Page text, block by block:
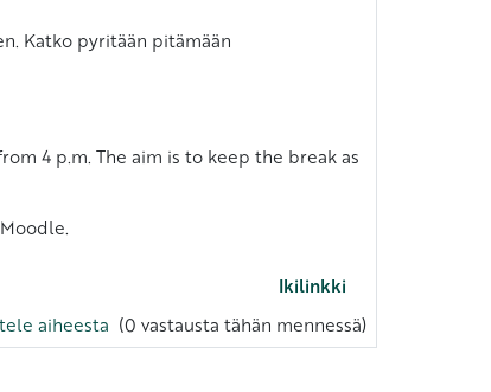
Katko pyritään pitämään
4 p.m. The aim is to keep the break as
Ikilinkki
aiheesta (0 vastausta tähän mennessä)